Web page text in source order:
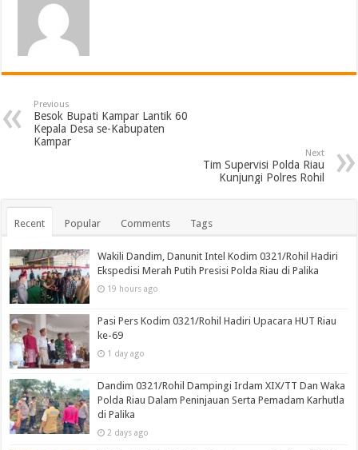
Previous
Besok Bupati Kampar Lantik 60
Kepala Desa se-Kabupaten
Kampar
Next
Tim Supervisi Polda Riau
Kunjungi Polres Rohil
Recent Popular Comments Tags
Wakili Dandim, Danunit Intel Kodim 0321/Rohil Hadiri
Ekspedisi Merah Putih Presisi Polda Riau di Palika
19 hours ago
Pasi Pers Kodim 0321/Rohil Hadiri Upacara HUT Riau
ke-69
1 day ago
Dandim 0321/Rohil Dampingi Irdam XIX/TT Dan Waka
Polda Riau Dalam Peninjauan Serta Pemadam Karhutla
di Palika
2 days ago